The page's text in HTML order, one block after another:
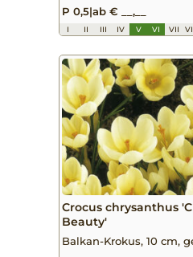
P 0,5|ab € __,__
I II III IV V VI VII
Crocus chrysanthus
Beauty'
Balkan-Krokus, 10 cm,